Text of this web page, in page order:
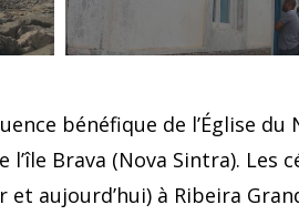
bénéfique de l’Église du
Brava (Nova Sintra). Les
aujourd’hui) à Ribeira